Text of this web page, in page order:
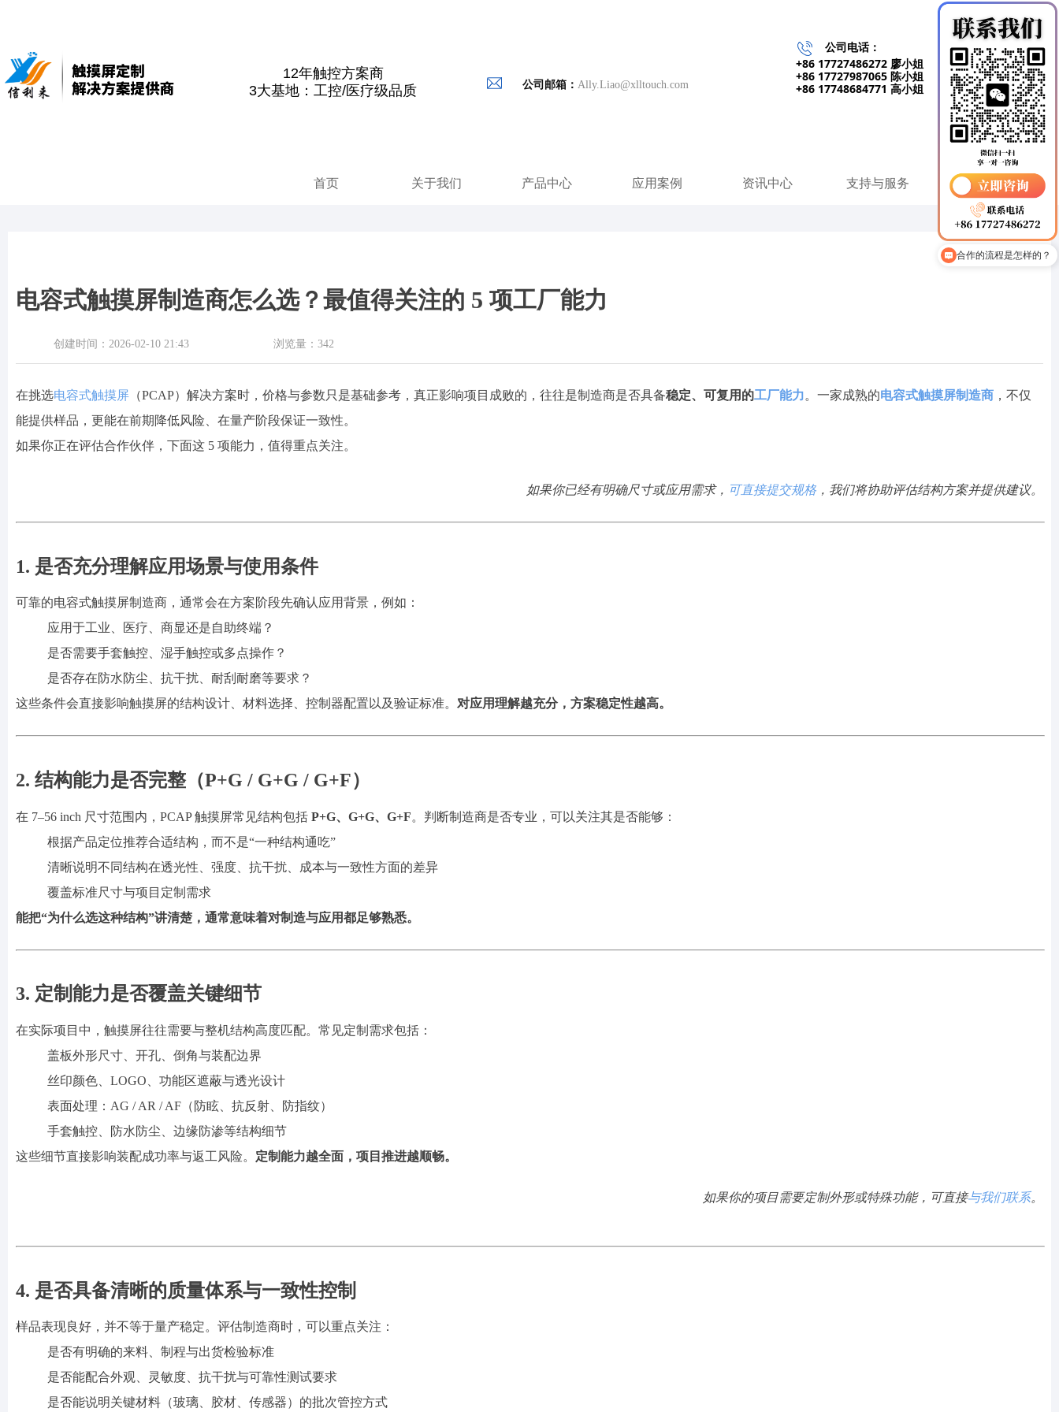
首页 关于我们 产品中心 应用案例 资讯中心 支持与服务 联系我们
公司邮箱： Ally.Liao@xlltouch.com
公司电话：
+86 17727486272 廖小姐
+86 17727987065 陈小姐
+86 17748684771 高小姐
12年触控方案商
3大基地：工控/医疗级品质
电容式触摸屏制造商怎么选？最值得关注的 5 项工厂能力
在挑选电容式触摸屏 （PCAP）解决方案时，价格与参数只是基础参考，真正影响项目成败的，往往是制造商是否具备稳定、可复用的工厂能力。一家成熟的电容式触摸屏制造商 ，不仅
能提供样品，更能在前期降低风险、在量产阶段保证一致性。
如果你正在评估合作伙伴，下面这 5 项能力，值得重点关注。
如果你已经有明确尺寸或应用需求， 可直接提交规格 ，我们将协助评估结构方案并提供建议。
1. 是否充分理解应用场景与使用条件
可靠的电容式触摸屏制造商，通常会在方案阶段先确认应用背景，例如：
应用于工业、医疗、商显还是自助终端？
是否需要手套触控、湿手触控或多点操作？
是否存在防水防尘、抗干扰、耐刮耐磨等要求？
这些条件会直接影响触摸屏的结构设计、材料选择、控制器配置以及验证标准。 对应用理解越充分，方案稳定性越高。
2. 结构能力是否完整（P+G / G+G / G+F）
在 7–56 inch 尺寸范围内，PCAP 触摸屏常见结构包括 P+G、G+G、G+F。判断制造商是否专业，可以关注其是否能够：
根据产品定位推荐合适结构，而不是“一种结构通吃”
清晰说明不同结构在透光性、强度、抗干扰、成本与一致性方面的差异
覆盖标准尺寸与项目定制需求
能把“为什么选这种结构”讲清楚，通常意味着对制造与应用都足够熟悉。
3. 定制能力是否覆盖关键细节
在实际项目中，触摸屏往往需要与整机结构高度匹配。常见定制需求包括：
盖板外形尺寸、开孔、倒角与装配边界
丝印颜色、 LOGO、功能区遮蔽与透光设计
表面处理： AG / AR / AF（防眩、抗反射、防指纹）
手套触控、防水防尘、边缘防渗等结构细节
这些细节直接影响装配成功率与返工风险。 定制能力越全面，项目推进越顺畅。
如果你的项目需要定制外形或特殊功能，可直接与我们联系。
4. 是否具备清晰的质量体系与一致性控制
样品表现良好，并不等于量产稳定。评估制造商时，可以重点关注：
是否有明确的来料、制程与出货检验标准
是否能配合外观、灵敏度、抗干扰与可靠性测试要求
是否能说明关键材料（玻璃、胶材、传感器）的批次管控方式
创建时间： 2026-02-10 21:43 浏览量： 342
生产产能如何？能否承接大批量订单？